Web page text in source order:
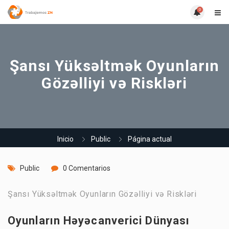
0
Şansı Yüksəltmək Oyunların
Gözəlliyi və Riskləri
Inicio Public Página actual
Public 0 Comentarios
Şansı Yüksəltmək Oyunların Gözəlliyi və Riskləri
Oyunların Həyəcanverici Dünyası